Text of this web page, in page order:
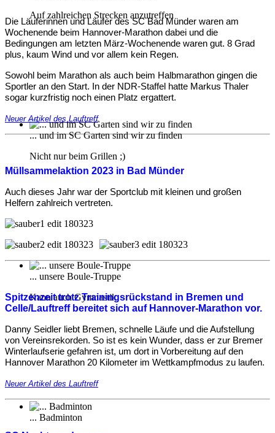
Auf zahlreichen Strecken anzutreffen
... und im SC Garten sind wir zu finden
Nicht nur beim Grillen ;)
... unsere Boule-Truppe
Kann auch Gymnastik
... Badminton
Die Läuferinnen und Läufer des SC Bad Münder waren am
Wochenende beim Hannover-Marathon dabei und die
Bedingungen am letzten März-Wochenende waren gut. 8 Grad
plus, kaum Wind und vor allem kein Regen.
Sowohl beim Marathon als auch beim Halbmarathon gingen die
Sportler an den Start. In der NDR-Staffel hatte Markus Thaler
sogar kurzfristig noch einen Platz ergattert.
Neuer Artikel des Lauftreff
Müllsammelaktion 2023 in Bad Münder
Auch dieses Jahr war der Sportclub mit kleinen und großen
Helfern zahlreich vertreten.
Spitzenzeit trotz Trainingsrückstand in Bremen und
Celle/Lauftreff bereitet sich auf Hannover-Marathon vor.
Danny Seidler liebt Bremen, schnelle Läufe und die Aufstellung
von Vereinsrekorden. So ist es kein Wunder, dass er zur Bremer
Winterlaufserie gefahren ist, um dort in Vorbereitung auf den
Hannover Marathon 20 Kilometer im Wettkampfmodus zu laufen.
Neuer Artikel des Lauftreff